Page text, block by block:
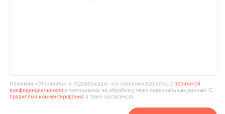
Нажимая «Отправить», я подтверждаю, что ознакомился(‑лась) сполитикой
конфиденциальности и соглашаюсь на обработку моих персональных данных. С
правилами комментирования я тоже согласен(‑а).